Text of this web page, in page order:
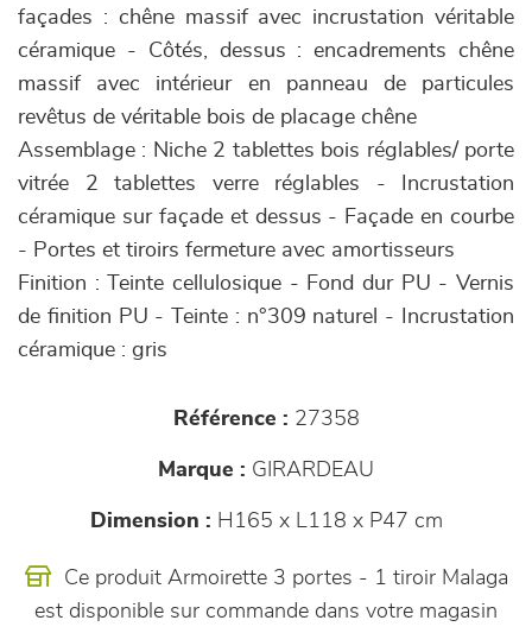
façades : chêne massif avec incrustation véritable
céramique - Côtés, dessus : encadrements chêne
massif avec intérieur en panneau de particules
revêtus de véritable bois de placage chêne
Assemblage : Niche 2 tablettes bois réglables/ porte
vitrée 2 tablettes verre réglables - Incrustation
céramique sur façade et dessus - Façade en courbe
- Portes et tiroirs fermeture avec amortisseurs
Finition : Teinte cellulosique - Fond dur PU - Vernis
de finition PU - Teinte : n°309 naturel - Incrustation
céramique : gris
Référence : 27358
Marque : GIRARDEAU
Dimension : H165 x L118 x P47 cm
Ce produit Armoirette 3 portes - 1 tiroir Malaga
est disponible sur commande dans votre magasin